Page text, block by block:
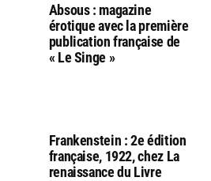
Absous : magazine
érotique avec la première
publication française de
« Le Singe »
Frankenstein : 2e édition
française, 1922, chez La
renaissance du Livre